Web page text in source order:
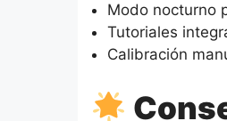
Modo nocturno
Tutoriales
Calibración